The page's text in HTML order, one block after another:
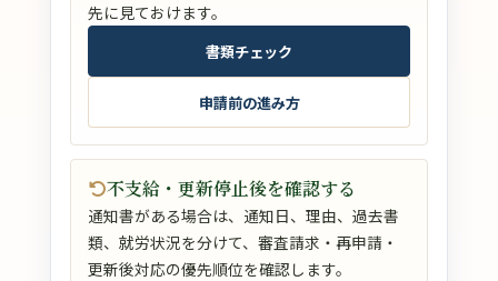
先に見ておけます。
書類チェック
申請前の進み方
不支給・更新停止後を確認する
通知書がある場合は、通知日、理由、過去書
類、就労状況を分けて、審査請求・再申請・
更新後対応の優先順位を確認します。